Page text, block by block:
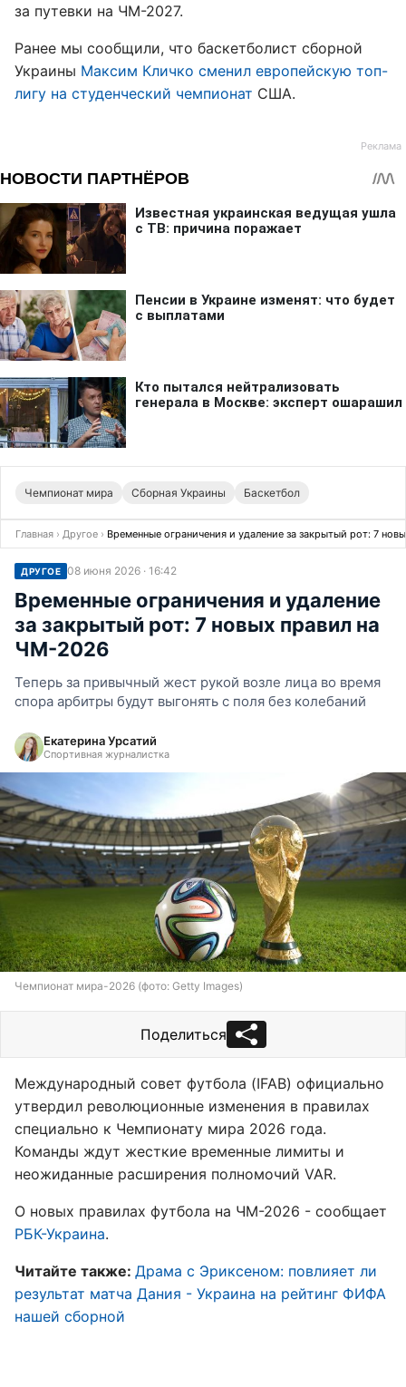
за путевки на ЧМ-2027.
Ранее мы сообщили, что баскетболист сборной
Украины Максим Кличко сменил европейскую топ-
лигу на студенческий чемпионат США.
Чемпионат мира Сборная Украины Баскетбол
Главная › Другое › Временные ограничения и удаление за закрытый рот: 7
ДРУГОЕ 08 июня 2026 · 16:42
Временные ограничения и удаление
за закрытый рот: 7 новых правил на
ЧМ-2026
Теперь за привычный жест рукой возле лица во время
спора арбитры будут выгонять с поля без колебаний
Екатерина Урсатий
Спортивная журналистка
Чемпионат мира-2026 (фото: Getty Images)
Поделиться
Международный совет футбола (IFAB) официально
утвердил революционные изменения в правилах
специально к Чемпионату мира 2026 года.
Команды ждут жесткие временные лимиты и
неожиданные расширения полномочий VAR.
О новых правилах футбола на ЧМ-2026 - сообщает
РБК-Украина.
Читайте также: Драма с Эриксеном: повлияет ли
результат матча Дания - Украина на рейтинг ФИФА
нашей сборной